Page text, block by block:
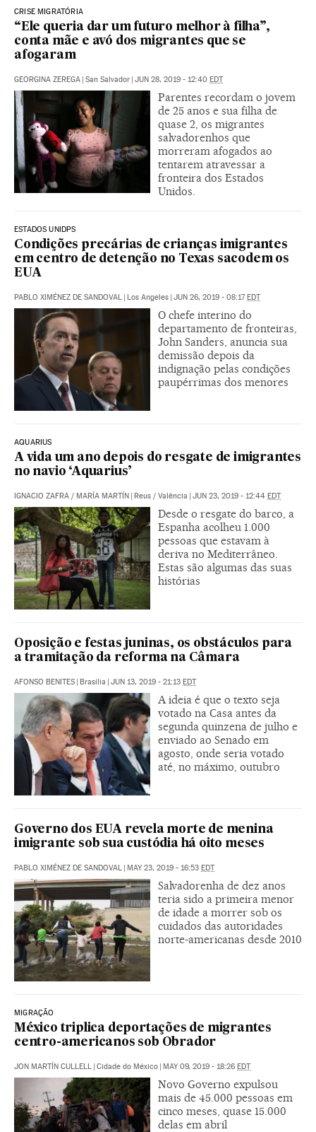
CRISE MIGRATÓRIA
“Ele queria dar um futuro melhor à filha”,
conta mãe e avó dos migrantes que se
afogaram
GEORGINA ZEREGA | San Salvador | JUN 28, 2019 - 12:40 EDT
Parentes recordam o jovem
de 25 anos e sua filha de
quase 2, os migrantes
salvadorenhos que
morreram afogados ao
tentarem atravessar a
fronteira dos Estados
Unidos.
ESTADOS UNIDPS
Condições precárias de crianças imigrantes
em centro de detenção no Texas sacodem os
EUA
PABLO XIMÉNEZ DE SANDOVAL | Los Angeles | JUN 26, 2019 - 08:17EDT
O chefe interino do
departamento de fronteiras,
John Sanders, anuncia sua
demissão depois da
indignação pelas condições
paupérrimas dos menores
AQUARIUS
A vida um ano depois do resgate de imigrantes
no navio ‘Aquarius’
IGNACIO ZAFRA / MARÍA MARTÍN | Reus / Valência | JUN 23, 2019 - 12:44 EDT
Desde o resgate do barco, a
Espanha acolheu 1.000
pessoas que estavam à
deriva no Mediterrâneo.
Estas são algumas das suas
histórias
Oposição e festas juninas, os obstáculos para
a tramitação da reforma na Câmara
AFONSO BENITES | Brasília | JUN 13, 2019 - 21:13 EDT
A ideia é que o texto seja
votado na Casa antes da
segunda quinzena de julho e
enviado ao Senado em
agosto, onde seria votado
até, no máximo, outubro
Governo dos EUA revela morte de menina
imigrante sob sua custódia há oito meses
PABLO XIMÉNEZ DE SANDOVAL | MAY 23, 2019 - 16:53 EDT
Salvadorenha de dez anos
teria sido a primeira menor
de idade a morrer sob os
cuidados das autoridades
norte-americanas desde 2010
MIGRAÇÃO
México triplica deportações de migrantes
centro-americanos sob Obrador
JON MARTÍN CULLELL | Cidade do México | MAY 09, 2019 - 18:26 EDT
Novo Governo expulsou
mais de 45.000 pessoas em
cinco meses, quase 15.000
delas em abril